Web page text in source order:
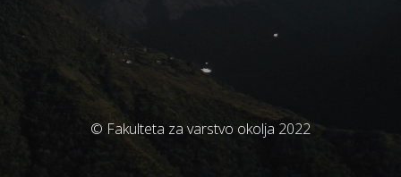
© Fakulteta za varstvo okolja 2022